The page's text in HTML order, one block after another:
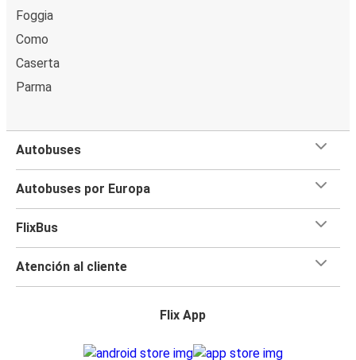
Foggia
Como
Caserta
Parma
Autobuses
Autobuses por Europa
FlixBus
Atención al cliente
Flix App